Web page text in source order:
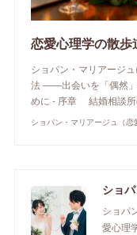
恋愛心理学の散歩
ショパン・マリアージ
法 ――出会いを「偶然」
めに - 序章 結婚相談
ショパ
愛心理